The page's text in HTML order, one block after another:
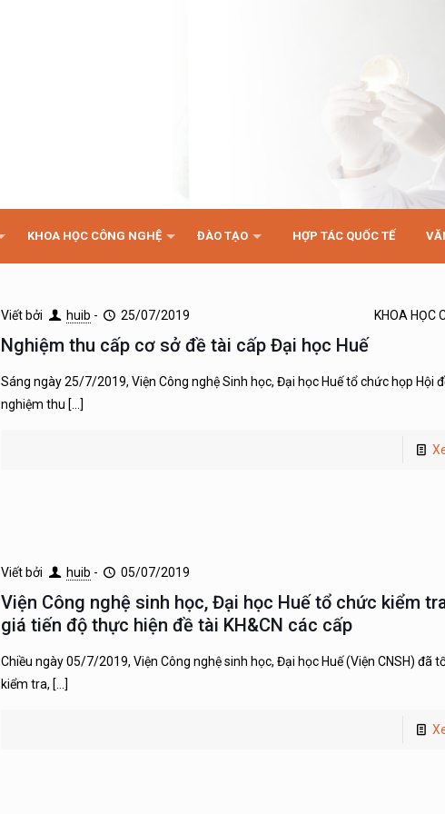
KHOA HỌC CÔNG NGHỆ ĐÀO TẠO HỢP TÁC QUỐC TẾ
Viết bởi huib - 25/07/2019 KHOA HỌC
Nghiệm thu cấp cơ sở đề tài cấp Đại học Huế
Sáng ngày 25/7/2019, Viện Công nghệ Sinh học, Đại học Huế tổ chức họp Hội
nghiệm thu […]
Viết bởi huib - 05/07/2019
Viện Công nghệ sinh học, Đại học Huế tổ chức kiểm
giá tiến độ thực hiện đề tài KH&CN các cấp
Chiều ngày 05/7/2019, Viện Công nghệ sinh học, Đại học Huế (Viện CNSH) đã
kiểm tra, […]